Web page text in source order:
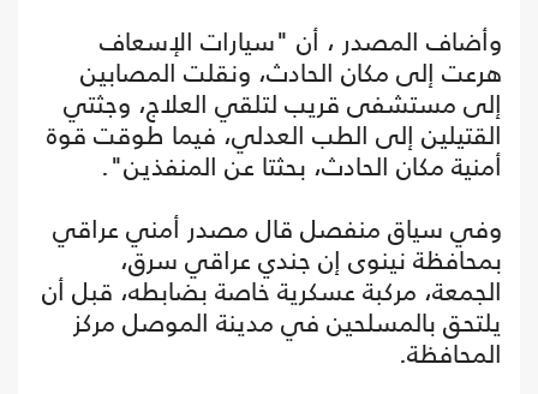
وأضاف المصدر ، أن "سيارات الإسعاف
هرعت إلى مكان الحادث، ونقلت المصابين
إلى مستشفى قريب لتلقي العلاج، وجثتي
القتيلين إلى الطب العدلي، فيما طوقت قوة
أمنية مكان الحادث، بحثتا عن المنفذين".
وفي سياق منفصل قال مصدر أمني عراقي
بمحافظة نينوى إن جندي عراقي سرق،
الجمعة، مركبة عسكرية خاصة بضابطه، قبل أن
يلتحق بالمسلحين في مدينة الموصل مركز
المحافظة.